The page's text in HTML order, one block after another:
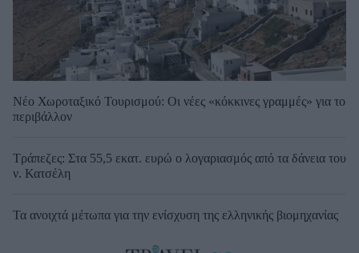
Νέο Χωροταξικό Τουρισμού: Οι νέες «κόκκινες γραμμές» για το
περιβάλλον
Τράπεζες: Στα 55,5 εκατ. ευρώ ο λογαριασμός από τα δάνεια του
ν. Κατσέλη
Τα ανοιχτά μέτωπα για την ενίσχυση της ελληνικής βιομηχανίας